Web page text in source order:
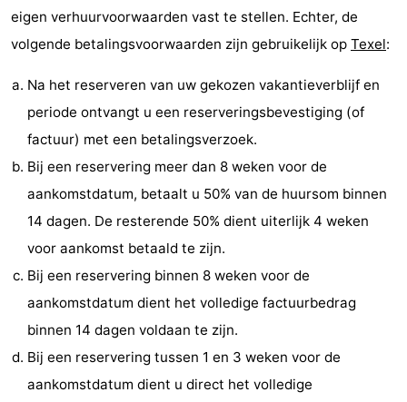
Holland
Land
en
Zeezicht
-
Strandhuys
-
Strandplevier
Bed
breakfasts)
Campings
Hotels
Vakantiehuizen
Eibernest
Hoogelandt
Beach
eigen verhuurvoorwaarden vast te stellen. Echter, de
volgende betalingsvoorwaarden zijn gebruikelijk op Texel:
Na het reserveren van uw gekozen vakantieverblijf en
periode ontvangt u een reserveringsbevestiging (of
factuur) met een betalingsverzoek.
Bij een reservering meer dan 8 weken voor de
aankomstdatum, betaalt u 50% van de huursom binnen
14 dagen. De resterende 50% dient uiterlijk 4 weken
voor aankomst betaald te zijn.
Bij een reservering binnen 8 weken voor de
aankomstdatum dient het volledige factuurbedrag
binnen 14 dagen voldaan te zijn.
Bij een reservering tussen 1 en 3 weken voor de
aankomstdatum dient u direct het volledige